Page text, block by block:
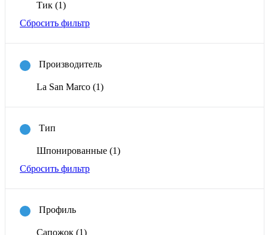
Тик (1)
Сбросить фильтр
Производитель
La San Marco (1)
Тип
Шпонированные (1)
Сбросить фильтр
Профиль
Сапожок (1)